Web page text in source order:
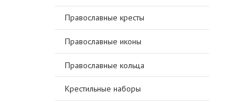
Православные кресты
Православные иконы
Православные кольца
Крестильные наборы